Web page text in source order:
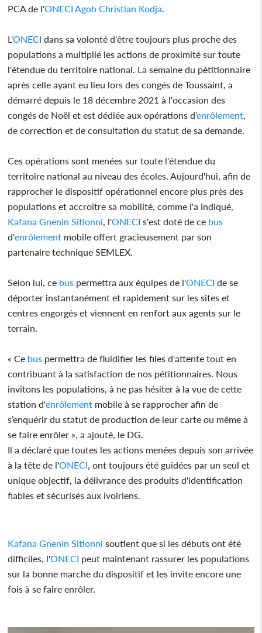
PCA de l'ONECI Agoh Christian Kodja
L'ONECI dans sa volonté d'être toujours plus proche des
populations a multiplié les actions de proximité sur toute
l'étendue du territoire national. La semaine du pétitionnaire
après celle ayant eu lieu lors des congés de Toussaint, a
démarré depuis le 18 décembre 2021 à l'occasion des
congés de Noël et est dédiée aux opérations d’enrôlement
de correction et de consultation du statut de sa demande.
Ces opérations sont menées sur toute l'étendue du
territoire national au niveau des écoles. Aujourd'hui, afin de
rapprocher le dispositif opérationnel encore plus près des
populations et accroître sa mobilité, comme l'a indiqué,
Kafana Gnenin Sitionni , l'ONECI s'est doté de ce bus
d'enrôlement mobile offert gracieusement par son
partenaire technique SEMLEX.
Selon lui, ce bus permettra aux équipes de l'ONECI de se
déporter instantanément et rapidement sur les sites et
centres engorgés et viennent en renfort aux agents sur le
terrain.
« Ce bus permettra de fluidifier les files d'attente tout en
contribuant à la satisfaction de nos pétitionnaires. Nous
invitons les populations, à ne pas hésiter à la vue de cette
station d'enrôlement mobile à se rapprocher afin de
s’enquérir du statut de production de leur carte ou même à
se faire enrôler », a ajouté, le DG.
Il a déclaré que toutes les actions menées depuis son arrivée
à la tête de l'ONECI , ont toujours été guidées par un seul et
unique objectif, la délivrance des produits d'identification
fiables et sécurisés aux ivoiriens.
Kafana Gnenin Sitionni soutient que si les débuts ont été
difficiles, l'ONECI peut maintenant rassurer les populations
sur la bonne marche du dispositif et les invite encore une
fois à se faire enrôler.